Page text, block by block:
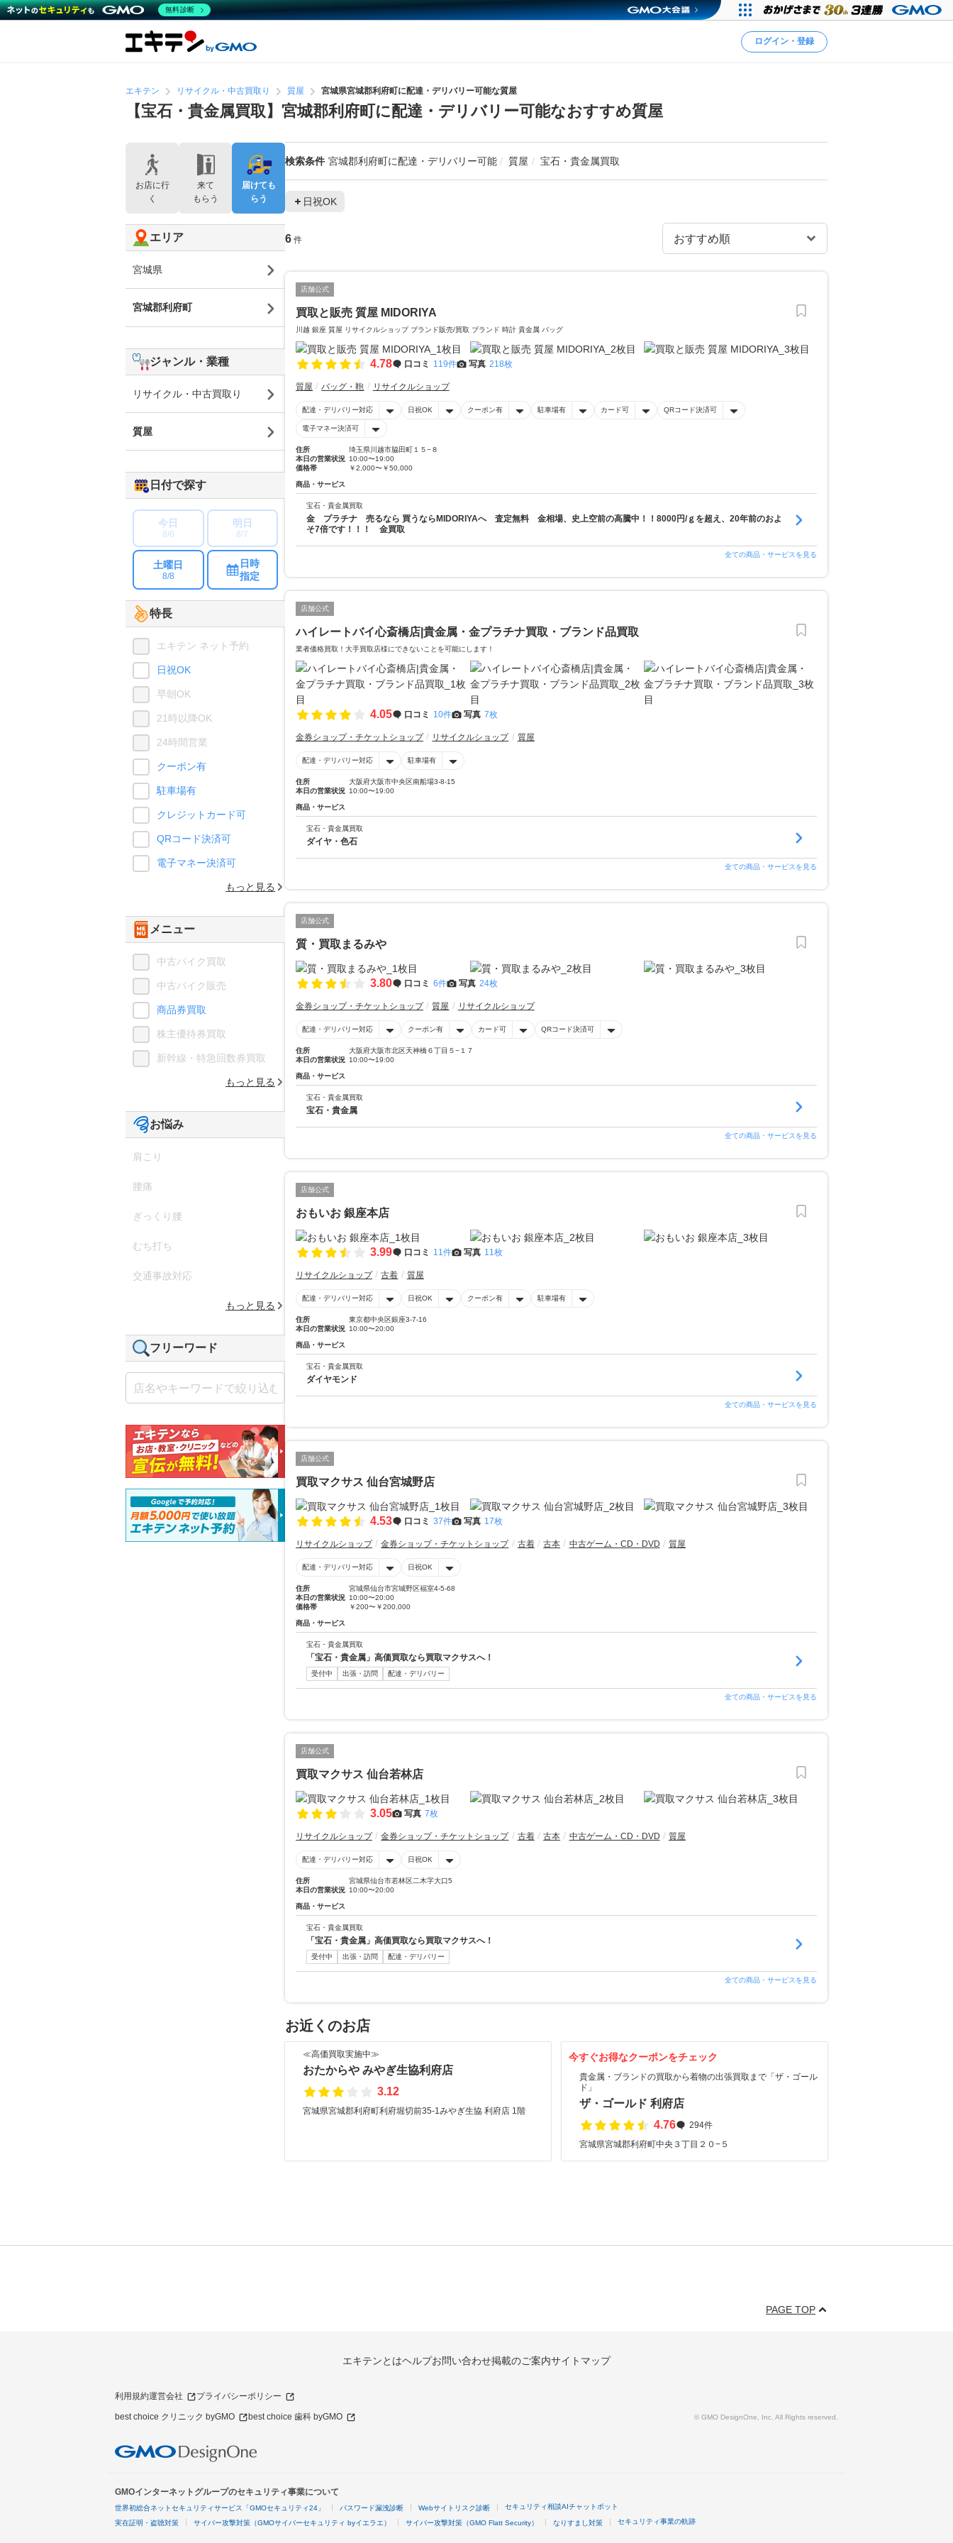
ログイン・登録
エキテン リサイクル・中古買取り 質屋 宮城県宮城郡利府町に配達・デリバリー可能な質屋
【宝石・貴金属買取】宮城郡利府町に配達・デリバリー可能なおすすめ質屋
検索条件 宮城郡利府町に配達・デリバリー可能 質屋 宝石・貴金属買取
日祝OK
6 件
店舗公式
買取と販売 質屋 MIDORIYA
川越 銀座 質屋 リサイクルショップ ブランド販売/買取 ブランド 時計 貴金属 バッグ
4.78 口コミ 119件 写真 218枚
質屋 バッグ・鞄 リサイクルショップ
配達・デリバリー対応 日祝OK クーポン有 駐車場有 カード可 QRコード決済可
電子マネー決済可
住所
埼玉県川越市脇田町１５−８
本日の営業状況 10:00〜19:00
価格帯
￥2,000〜￥50,000
商品・サービス
宝石・貴金属買取
金 プラチナ 売るなら 買うならMIDORIYAへ 査定無料 金相場、史上空前の高騰中！！8000円/ｇを超え、20年前のおよ
そ7倍です！！！ 金買取
全ての商品・サービスを見る
店舗公式
ハイレートバイ心斎橋店|貴金属・金プラチナ買取・ブランド品買取
業者価格買取！大手買取店様にできないことを可能にします！
4.05 口コミ 10件 写真 7枚
金券ショップ・チケットショップ リサイクルショップ 質屋
配達・デリバリー対応 駐車場有
住所
大阪府大阪市中央区南船場3-8-15
本日の営業状況 10:00〜19:00
商品・サービス
宝石・貴金属買取
ダイヤ・色石
全ての商品・サービスを見る
店舗公式
質・買取まるみや
3.80 口コミ 6件 写真 24枚
金券ショップ・チケットショップ 質屋 リサイクルショップ
配達・デリバリー対応 クーポン有 カード可 QRコード決済可
住所
大阪府大阪市北区天神橋６丁目５−１７
本日の営業状況 10:00〜19:00
商品・サービス
宝石・貴金属買取
宝石・貴金属
全ての商品・サービスを見る
店舗公式
おもいお 銀座本店
3.99 口コミ 11件 写真 11枚
リサイクルショップ 古着 質屋
配達・デリバリー対応 日祝OK クーポン有 駐車場有
住所
東京都中央区銀座3-7-16
本日の営業状況 10:00〜20:00
商品・サービス
宝石・貴金属買取
ダイヤモンド
全ての商品・サービスを見る
店舗公式
買取マクサス 仙台宮城野店
4.53 口コミ 37件 写真 17枚
リサイクルショップ 金券ショップ・チケットショップ 古着 古本 中古ゲーム・CD・DVD 質屋
配達・デリバリー対応 日祝OK
住所
宮城県仙台市宮城野区福室4-5-68
本日の営業状況 10:00〜20:00
価格帯
￥200〜￥200,000
商品・サービス
宝石・貴金属買取
「宝石・貴金属」高価買取なら買取マクサスへ！
受付中 出張・訪問 配達・デリバリー
全ての商品・サービスを見る
店舗公式
買取マクサス 仙台若林店
3.05 写真 7枚
リサイクルショップ 金券ショップ・チケットショップ 古着 古本 中古ゲーム・CD・DVD 質屋
配達・デリバリー対応 日祝OK
住所
宮城県仙台市若林区二木字大口5
本日の営業状況 10:00〜20:00
商品・サービス
宝石・貴金属買取
「宝石・貴金属」高価買取なら買取マクサスへ！
受付中 出張・訪問 配達・デリバリー
全ての商品・サービスを見る
お近くのお店
≪高価買取実施中≫
おたからや みやぎ生協利府店
3.12
宮城県宮城郡利府町利府堀切前35-1みやぎ生協 利府店 1階
今すぐお得なクーポンをチェック
貴金属・ブランドの買取から着物の出張買取まで「ザ・ゴール
ド」
ザ・ゴールド 利府店
4.76
294件
宮城県宮城郡利府町中央３丁目２０−５
お店に行
く
来て
もらう
届けても
らう
エリア
宮城県
宮城郡利府町
ジャンル・業種
リサイクル・中古買取り
質屋
日付で探す
今日
8/6
明日
8/7
土曜日
8/8
日時
指定
特長
エキテン ネット予約
日祝OK
早朝OK
21時以降OK
24時間営業
クーポン有
駐車場有
クレジットカード可
QRコード決済可
電子マネー決済可
もっと見る
メニュー
中古バイク買取
中古バイク販売
商品券買取
株主優待券買取
新幹線・特急回数券買取
もっと見る
お悩み
肩こり
腰痛
ぎっくり腰
むち打ち
交通事故対応
もっと見る
フリーワード
PAGE TOP
エキテンとはヘルプお問い合わせ掲載のご案内サイトマップ
利用規約運営会社 プライバシーポリシー
best choice クリニック byGMO best choice 歯科 byGMO © GMO DesignOne, Inc. All Rights reserved.
GMOインターネットグループのセキュリティ事業について
世界初総合ネットセキュリティサービス「GMOセキュリティ24」 パスワード漏洩診断 Webサイトリスク診断 セキュリティ相談AIチャットボット
実在証明・盗聴対策 サイバー攻撃対策（GMOサイバーセキュリティ byイエラエ） サイバー攻撃対策（GMO Flatt Security） なりすまし対策 セキュリティ事業の軌跡
無料診断